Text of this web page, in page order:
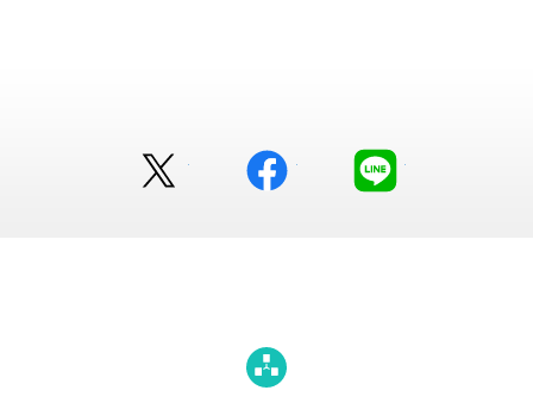
facebook